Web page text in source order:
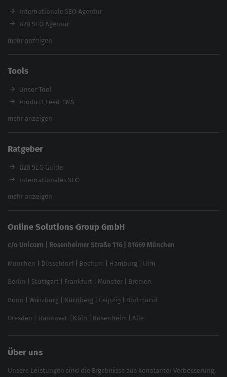
E-Books
Magazin
Internationale SEO Agentur
B2B SEO Agentur
Inhouse SEO Agentur
Enterprise SEO Agentur
Workshops
mehr anzeigen
Tools
Unser Tool
Product-Feed-CMS
Website Analyse
Backlink-Check
Ladezeiten-Check
Brand Protection Tool
Website SEO Check
feed2content.ai
mehr anzeigen
Ratgeber
B2B SEO Guide
Internationales SEO
eCommerce SEO
In ChatGPT gefunden werden
Linkbuilding 2025
Local SEO
SEO für Online Shops
Brand Monitoring 2025
mehr anzeigen
Online Solutions Group GmbH
c/o Unicorn | Rosenheimer Straße 116 | 81669 München
München Düsseldorf| Bochum Hamburg Ulm
Berlin Stuttgart Frankfurt Münster Bremen
Bonn Würzburg Nürnberg Leipzig Dortmund
Dresden Hannover Köln Rosenheim Alle
Über uns
Unsere Leistungen sind die Ergebnisse aus konstanter Verbesserung,